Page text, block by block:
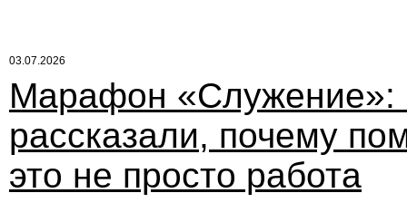
03.07.2026
Марафон «Служение»:
рассказали, почему
это не просто работа